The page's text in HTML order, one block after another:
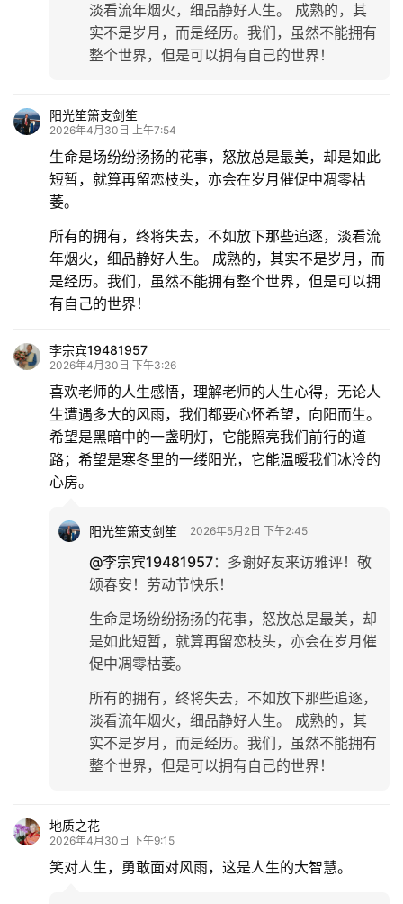
淡看流年烟火，细品静好人生。 成熟的，其
实不是岁月，而是经历。我们，虽然不能拥有
整个世界，但是可以拥有自己的世界！
阳光笙箫支剑笙
2026年4月30日 上午7:54
生命是场纷纷扬扬的花事，怒放总是最美，却是如此
短暂，就算再留恋枝头，亦会在岁月催促中凋零枯
萎。
所有的拥有，终将失去，不如放下那些追逐，淡看流
年烟火，细品静好人生。 成熟的，其实不是岁月，而
是经历。我们，虽然不能拥有整个世界，但是可以拥
有自己的世界！
李宗宾19481957
2026年4月30日 下午3:26
喜欢老师的人生感悟，理解老师的人生心得，无论人
生遭遇多大的风雨，我们都要心怀希望，向阳而生。
希望是黑暗中的一盏明灯，它能照亮我们前行的道
路；希望是寒冬里的一缕阳光，它能温暖我们冰冷的
心房。
阳光笙箫支剑笙 2026年5月2日 下午2:45
@李宗宾19481957： 多谢好友来访雅评！敬
颂春安！劳动节快乐！
生命是场纷纷扬扬的花事，怒放总是最美，却
是如此短暂，就算再留恋枝头，亦会在岁月催
促中凋零枯萎。
所有的拥有，终将失去，不如放下那些追逐，
淡看流年烟火，细品静好人生。 成熟的，其
实不是岁月，而是经历。我们，虽然不能拥有
整个世界，但是可以拥有自己的世界！
地质之花
2026年4月30日 下午9:15
笑对人生，勇敢面对风雨，这是人生的大智慧。